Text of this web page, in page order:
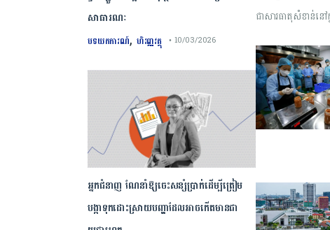
សាធារណៈ
បទយកការណ៍, ហិរញ្ញវត្ថុ • 10/03/2026
អ្នកជំនាញ ណែនាំឱ្យចេះសន្សំប្រាក់ដើម្បីត្រៀម
បង្កាទុកដោះស្រាយបញ្ហាដែលអាចកើតមានជា
ជាសារធាតុសំខាន់ន